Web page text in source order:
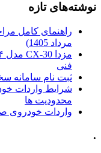
نوشته‌های تازه
مرداد 1405)
فنی
ثبت نام سامانه
شرایط واردات
محدودیت ها
واردات خودروی
.